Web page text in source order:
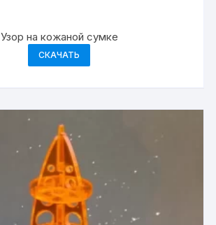
Узор на кожаной сумке
СКАЧАТЬ